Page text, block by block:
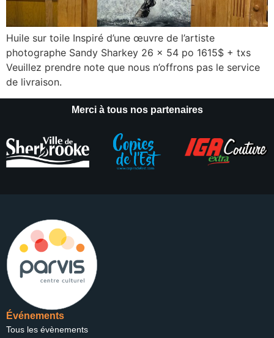
Huile sur toile Inspiré d’une œuvre de l’artiste
photographe Sandy Sharkey 26 x 54 po 1615$ + txs
Veuillez prendre note que nous n’offrons pas le service
de livraison.
Merci à tous nos partenaires
Événements
Tous les évènements